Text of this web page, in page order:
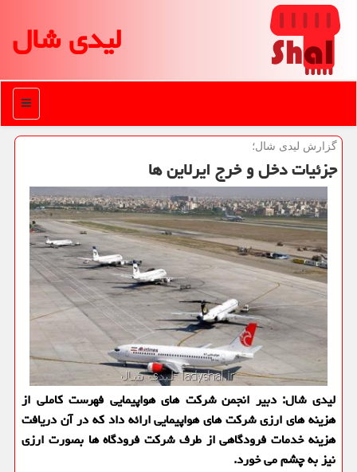
لیدی شال
منو
گزارش لیدی شال؛
جزئیات دخل و خرج ایرلاین ها
لیدی شال: دبیر انجمن شركت های هواپیمایی فهرست كاملی از
هزینه های ارزی شركت های هواپیمایی ارائه داد كه در آن دریافت
هزینه خدمات فرودگاهی از طرف شركت فرودگاه ها بصورت ارزی
نیز به چشم می خورد.